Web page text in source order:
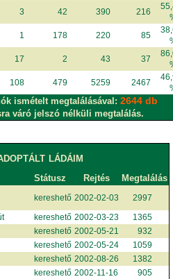
3 42 390 216
1 178 220 85
17 2 43 37
108 479 5259 2467
ismételt megtalálásával:2644 db
váró jelszó nélküli megtalálás.
ládáim
Státusz Rejtés Megtalálás
kereshető 2002-02-03
2997
kereshető 2002-03-23
1365
kereshető 2002-05-21
932
kereshető 2002-05-24
1059
kereshető 2002-08-26
1382
kereshető 2002-11-16
905